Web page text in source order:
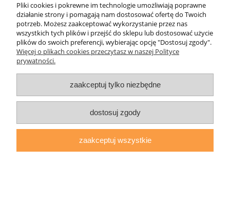
O nas
daryziol.pl| ul. Grodzka Nr 23, 67-200 Głogów | woj. dolnośląskie
| tel.: 513093168 | email:sklep@daryziol.pl| NIP: 6921579498 |
pokaż pełną wersję strony
Sklep internetowy Shoper.pl
Pliki cookies i pokrewne im technologie umożliwiają poprawne
działanie strony i pomagają nam dostosować ofertę do Twoich
potrzeb. Możesz zaakceptować wykorzystanie przez nas
wszystkich tych plików i przejść do sklepu lub dostosować użycie
plików do swoich preferencji, wybierając opcję "Dostosuj zgody".
Więcej o plikach cookies przeczytasz w naszej Polityce
prywatności.
zaakceptuj tylko niezbędne
dostosuj zgody
zaakceptuj wszystkie